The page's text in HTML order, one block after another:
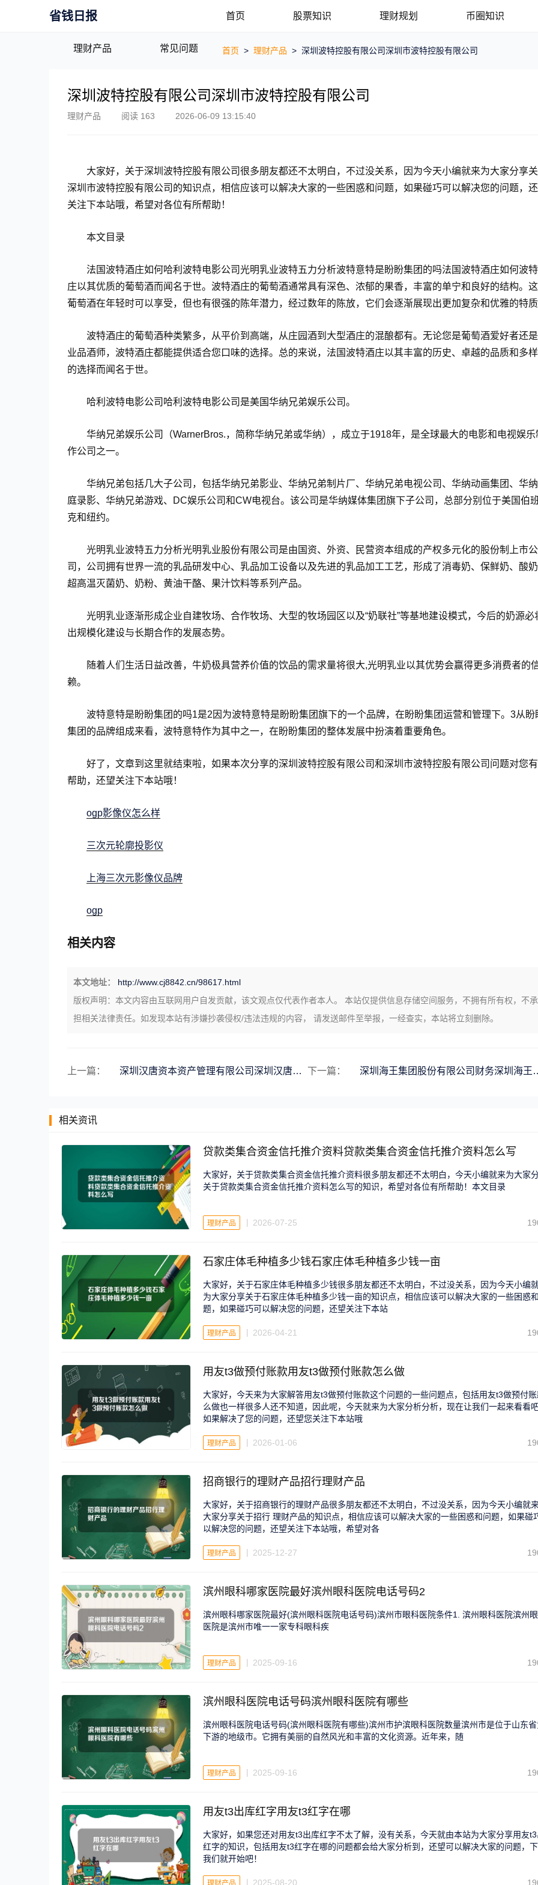
省钱日报 首页 股票知识 理财规划 币圈知识
理财产品 常见问题 首页 > 理财产品 > 深圳波特控股有限公司深圳市波特控股有限公司
深圳波特控股有限公司深圳市波特控股有限公司
理财产品 阅读 163 2026-06-09 13:15:40
大家好，关于深圳波特控股有限公司很多朋友都还不太明白，不过没关系，因为今天小编就来为大家分享
深圳市波特控股有限公司的知识点，相信应该可以解决大家的一些困惑和问题，如果碰巧可以解决您的问题，
关注下本站哦，希望对各位有所帮助！
本文目录
法国波特酒庄如何哈利波特电影公司光明乳业波特五力分析波特意特是盼盼集团的吗法国波特酒庄如何波
庄以其优质的葡萄酒而闻名于世。波特酒庄的葡萄酒通常具有深色、浓郁的果香，丰富的单宁和良好的结构。
葡萄酒在年轻时可以享受，但也有很强的陈年潜力，经过数年的陈放，它们会逐渐展现出更加复杂和优雅的特质
波特酒庄的葡萄酒种类繁多，从平价到高端，从庄园酒到大型酒庄的混酿都有。无论您是葡萄酒爱好者还
业品酒师，波特酒庄都能提供适合您口味的选择。总的来说，法国波特酒庄以其丰富的历史、卓越的品质和多
的选择而闻名于世。
哈利波特电影公司哈利波特电影公司是美国华纳兄弟娱乐公司。
华纳兄弟娱乐公司（WarnerBros.，简称华纳兄弟或华纳），成立于1918年，是全球最大的电影和电视娱乐
作公司之一。
华纳兄弟包括几大子公司，包括华纳兄弟影业、华纳兄弟制片厂、华纳兄弟电视公司、华纳动画集团、华
庭录影、华纳兄弟游戏、DC娱乐公司和CW电视台。该公司是华纳媒体集团旗下子公司，总部分别位于美国伯
克和纽约。
光明乳业波特五力分析光明乳业股份有限公司是由国资、外资、民营资本组成的产权多元化的股份制上市公
司，公司拥有世界一流的乳品研发中心、乳品加工设备以及先进的乳品加工工艺，形成了消毒奶、保鲜奶、酸奶
超高温灭菌奶、奶粉、黄油干酪、果汁饮料等系列产品。
光明乳业逐渐形成企业自建牧场、合作牧场、大型的牧场园区以及“奶联社”等基地建设模式，今后的奶源必
出规模化建设与长期合作的发展态势。
随着人们生活日益改善，牛奶极具营养价值的饮品的需求量将很大,光明乳业以其优势会赢得更多消费者的
赖。
波特意特是盼盼集团的吗1是2因为波特意特是盼盼集团旗下的一个品牌，在盼盼集团运营和管理下。3从盼
集团的品牌组成来看，波特意特作为其中之一，在盼盼集团的整体发展中扮演着重要角色。
好了，文章到这里就结束啦，如果本次分享的深圳波特控股有限公司和深圳市波特控股有限公司问题对您
帮助，还望关注下本站哦！
ogp影像仪怎么样
三次元轮廓投影仪
上海三次元影像仪品牌
ogp
相关内容
本文地址：
http://www.cj8842.cn/98617.html
版权声明： 本文内容由互联网用户自发贡献，该文观点仅代表作者本人。 本站仅提供信息存储空间服务，不拥有所有权，不承
担相关法律责任。如发现本站有涉嫌抄袭侵权/违法违规的内容， 请发送邮件至举报，一经查实，本站将立刻删除。
上一篇： 深圳汉唐资本资产管理有限公司深圳汉唐资本资产管理有限公司招聘 下一篇： 深圳海王集团股份有限公
相关资讯
贷款类集合资金信托推介资料贷款类集合资金信托推介资料怎么写
大家好，关于贷款类集合资金信托推介资料很多朋友都还不太明白，今天小编就来为大家
关于贷款类集合资金信托推介资料怎么写的知识，希望对各位有所帮助！本文目录
理财产品 2026-07-25
石家庄体毛种植多少钱石家庄体毛种植多少钱一亩
大家好，关于石家庄体毛种植多少钱很多朋友都还不太明白，不过没关系，因为今天小编
为大家分享关于石家庄体毛种植多少钱一亩的知识点，相信应该可以解决大家的一些困惑
题，如果碰巧可以解决您的问题，还望关注下本站
理财产品 2026-04-21
用友t3做预付账款用友t3做预付账款怎么做
大家好，今天来为大家解答用友t3做预付账款这个问题的一些问题点，包括用友t3做预付账
么做也一样很多人还不知道，因此呢，今天就来为大家分析分析，现在让我们一起来看看吧
如果解决了您的问题，还望您关注下本站哦
理财产品 2026-01-06
招商银行的理财产品招行理财产品
大家好，关于招商银行的理财产品很多朋友都还不太明白，不过没关系，因为今天小编就
大家分享关于招行 理财产品的知识点，相信应该可以解决大家的一些困惑和问题，如果碰
以解决您的问题，还望关注下本站哦，希望对各
理财产品 2025-12-27
滨州眼科哪家医院最好滨州眼科医院电话号码2
滨州眼科哪家医院最好(滨州眼科医院电话号码)滨州市眼科医院条件1. 滨州眼科医院滨州
医院是滨州市唯一一家专科眼科疾
理财产品 2025-09-16
滨州眼科医院电话号码滨州眼科医院有哪些
滨州眼科医院电话号码(滨州眼科医院有哪些)滨州市护滨眼科医院数量滨州市是位于山东
下游的地级市。它拥有美丽的自然风光和丰富的文化资源。近年来，随
理财产品 2025-09-16
用友t3出库红字用友t3红字在哪
大家好，如果您还对用友t3出库红字不太了解，没有关系，今天就由本站为大家分享用友
红字的知识，包括用友t3红字在哪的问题都会给大家分析到，还望可以解决大家的问题，
我们就开始吧！
理财产品 2025-08-20